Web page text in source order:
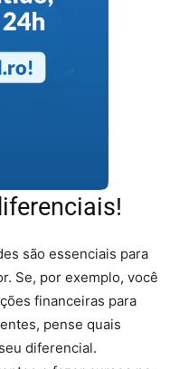
são essenciais para
Se, por exemplo, você
financeiras para
pense quais
diferencial.